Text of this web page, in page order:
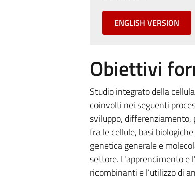
ENGLISH VERSION
Obiettivi
Studio integrato della
coinvolti nei seguenti
sviluppo,
fra le cellule, basi
genetica generale e
settore. L'apprendimento e
ricombinanti e l’utilizzo di